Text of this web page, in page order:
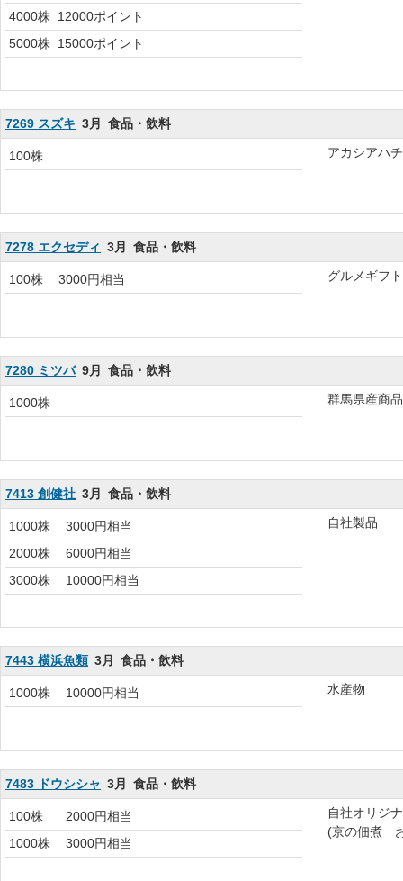
4000株 12000ポイント
5000株 15000ポイント
7269 スズキ 3月 食品・飲料
100株 アカシアハ
7278 エクセディ 3月 食品・飲料
100株 3000円相当 グルメギフ
7280 ミツバ 9月 食品・飲料
1000株 群馬県産商品
7413 創健社 3月 食品・飲料
1000株
3000円相当
2000株
6000円相当
3000株
10000円相当
自社製品
7443 横浜魚類 3月 食品・飲料
1000株 10000円相当 水産物
7483 ドウシシャ 3月 食品・飲料
100株
2000円相当
1000株
3000円相当
自社オリジ
(京の佃煮